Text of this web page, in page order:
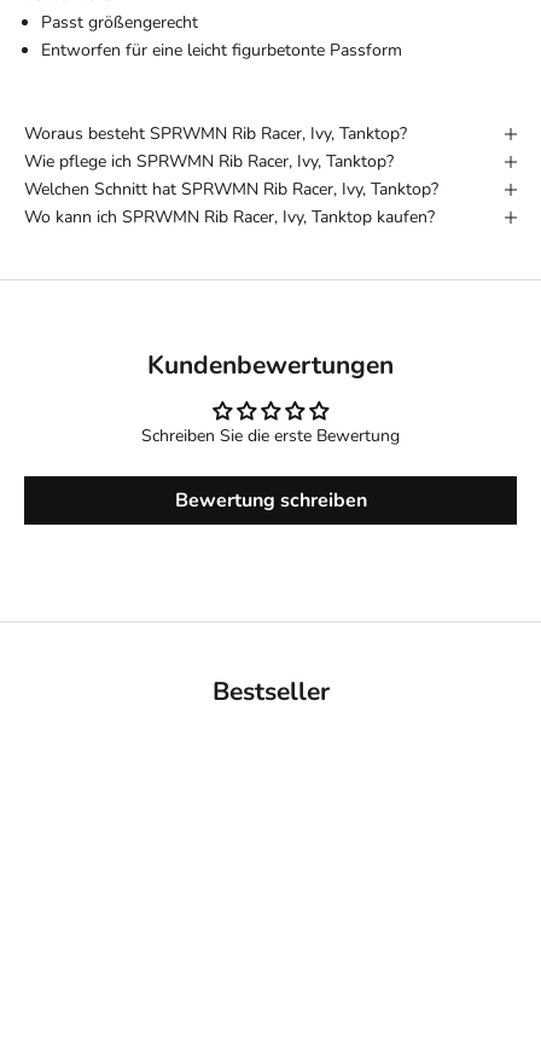
Passt größengerecht
Entworfen für eine leicht figurbetonte Passform
Woraus besteht SPRWMN Rib Racer, Ivy, Tanktop?
Wie pflege ich SPRWMN Rib Racer, Ivy, Tanktop?
Welchen Schnitt hat SPRWMN Rib Racer, Ivy, Tanktop?
Wo kann ich SPRWMN Rib Racer, Ivy, Tanktop kaufen?
Kundenbewertungen
Schreiben Sie die erste Bewertung
Bewertung schreiben
Bestseller